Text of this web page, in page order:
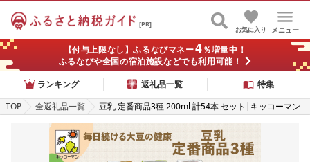
[PR]
メニュー
お気に入り
【付与上限なし】ふるなびマネー4％増量中！
ふるなびや全国の宿泊施設などでも利用可能！
ランキング
返礼品一覧
特集
TOP
全返礼品一覧
豆乳 定番商品3種 200ml 計54本 セット|キッコーマン
麦芽コーヒー 調製豆乳 紅茶 飲み比べ 紙パック ソイミ
ルク 植物性ミルク 飲み物 飲料 ドリンク 豆乳コーヒー
コレステロール ゼロ 200 健康 美容